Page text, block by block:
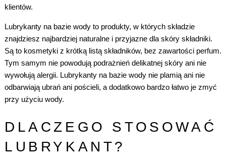
klientów.
Lubrykanty na bazie wody to produkty, w których składzie
znajdziesz najbardziej naturalne i przyjazne dla skóry składniki.
Są to kosmetyki z krótką listą składników, bez zawartości perfum.
Tym samym nie powodują podrażnień delikatnej skóry ani nie
wywołują alergii. Lubrykanty na bazie wody nie plamią ani nie
odbarwiają ubrań ani pościeli, a dodatkowo bardzo łatwo je zmyć
przy użyciu wody.
DLACZEGO STOSOWAĆ
LUBRYKANT?